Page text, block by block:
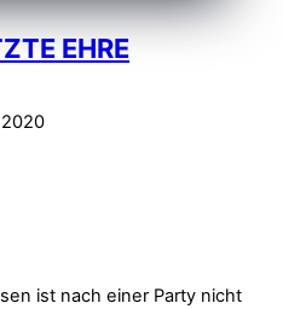
EHRE
ist nach einer Party nicht